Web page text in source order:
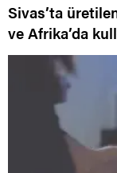
Sivas’ta
ve Afrika’da